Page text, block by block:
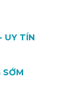
UY TÍN
SỚM